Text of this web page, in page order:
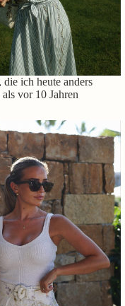
die ich heute anders
als vor 10 Jahren